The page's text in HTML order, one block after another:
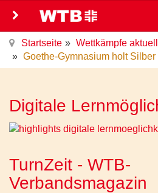
Startseite
Wettkämpfe aktuell
Goethe-Gymnasium holt Silber
Digitale
TurnZeit - WTB-
Verbandsmagazin